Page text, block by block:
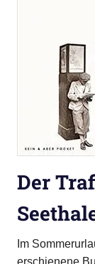
Der
Im
erschienene